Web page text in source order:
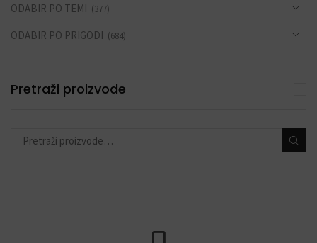
ODABIR PO TEMI (377)
ODABIR PO PRIGODI (684)
PERSONALIZACIJA (22)
Pretraži proizvode